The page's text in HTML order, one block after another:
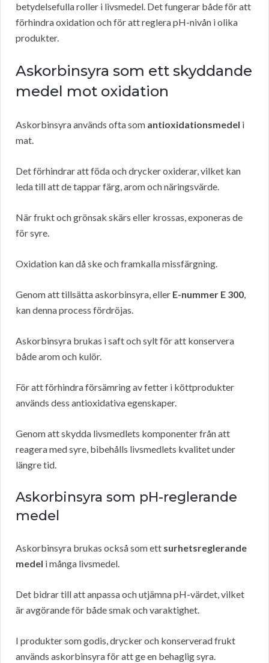
betydelsefulla roller i livsmedel. Det fungerar både för att
förhindra oxidation och för att reglera pH-nivån i olika
produkter.
Askorbinsyra som ett skyddande
medel mot oxidation
Askorbinsyra används ofta som antioxidationsmedel i
mat.
Det förhindrar att föda och drycker oxiderar, vilket kan
leda till att de tappar färg, arom och näringsvärde.
När frukt och grönsak skärs eller krossas, exponeras de
för syre.
Oxidation kan då ske och framkalla missfärgning.
Genom att tillsätta askorbinsyra, eller E-nummer E 300,
kan denna process fördröjas.
Askorbinsyra brukas i saft och sylt för att konservera
både arom och kulör.
För att förhindra försämring av fetter i köttprodukter
används dess antioxidativa egenskaper.
Genom att skydda livsmedlets komponenter från att
reagera med syre, bibehålls livsmedlets kvalitet under
längre tid.
Askorbinsyra som pH-reglerande
medel
Askorbinsyra brukas också som ett surhetsreglerande
medel i många livsmedel.
Det bidrar till att anpassa och utjämna pH-värdet, vilket
är avgörande för både smak och varaktighet.
I produkter som godis, drycker och konserverad frukt
används askorbinsyra för att ge en behaglig syra.